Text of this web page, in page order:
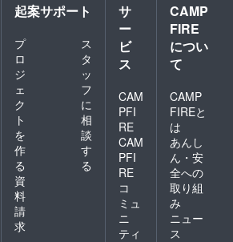
起案サポート
プ
ロ
ジ
ェ
ク
ト
を
作
る
ス
タ
ッ
フ
に
相
談
す
る
資
料
請
求
サ
ー
ビ
ス
CAM
PFI
RE
CAM
PFI
RE
コ
ミュ
ニ
ティ
CAMP
FIRE
につい
て
CAMP
FIREと
は
あんし
ん・安
全への
取り組
み
ニュー
ス